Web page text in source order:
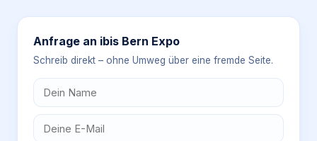
Anfrage an ibis Bern Expo
Schreib direkt – ohne Umweg über eine fremde Seite.